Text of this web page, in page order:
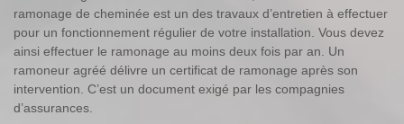
ramonage de cheminée est un des travaux d’entretien à effectuer
pour un fonctionnement régulier de votre installation. Vous devez
ainsi effectuer le ramonage au moins deux fois par an. Un
ramoneur agréé délivre un certificat de ramonage après son
intervention. C’est un document exigé par les compagnies
d’assurances.